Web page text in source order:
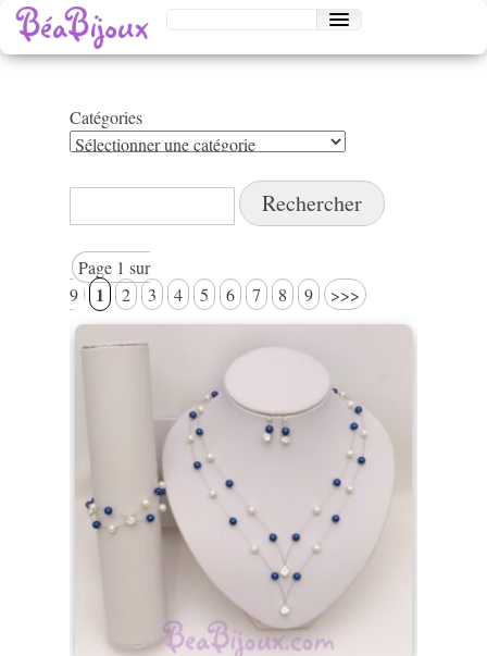
Catégories
Catégories
Rechercher :
Page 1 sur
9
1 2 3 4 5 6 7 8 9 >>>